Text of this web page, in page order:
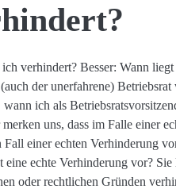
verhindert? Besser: Wann
der unerfahrene)
wann ich als
uns, dass im Falle einer
einer echten Verhinderung
eine echte Verhinderung vor?
oder rechtlichen Gründen